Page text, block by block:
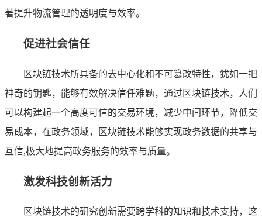
著提升物流管理的透明度与效率。
促进社会信任
区块链技术所具备的去中心化和不可篡改特性，犹如一把
神奇的钥匙，能够有效解决信任难题，通过区块链技术，人们
可以构建起一个高度可信的交易环境，减少中间环节，降低交
易成本，在政务领域，区块链技术能够实现政务数据的共享与
互信,极大地提高政务服务的效率与质量。
激发科技创新活力
区块链技术的研究创新需要跨学科的知识和技术支持，这